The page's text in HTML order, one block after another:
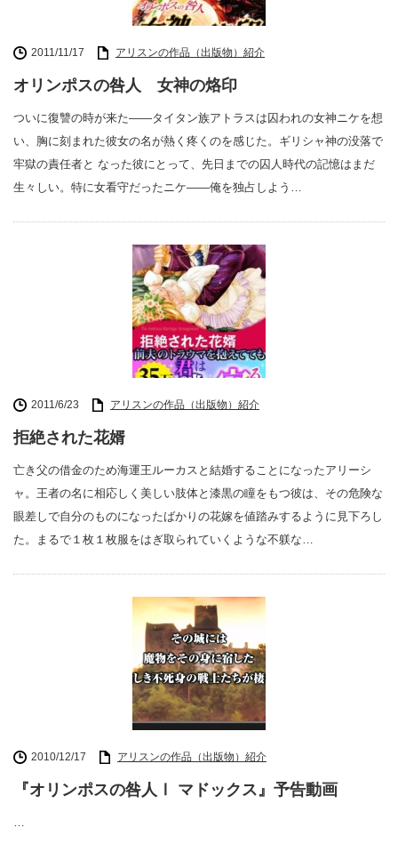
2011/11/17 アリスンの作品（出版物）紹介
オリンポスの咎人 女神の烙印
ついに復讐の時が来た――タイタン族アトラスは囚われの女神ニケを想
い、胸に刻まれた彼女の名が熱く疼くのを感じた。ギリシャ神の没落で
牢獄の責任者と なった彼にとって、先日までの囚人時代の記憶はまだ
生々しい。特に女看守だったニケ――俺を独占しよう…
2011/6/23 アリスンの作品（出版物）紹介
拒絶された花婿
亡き父の借金のため海運王ルーカスと結婚することになったアリーシ
ャ。王者の名に相応しく美しい肢体と漆黒の瞳をもつ彼は、その危険な
眼差しで自分のものになったばかりの花嫁を値踏みするように見下ろし
た。まるで１枚１枚服をはぎ取られていくような不躾な…
2010/12/17 アリスンの作品（出版物）紹介
『オリンポスの咎人Ⅰ マドックス』予告動画
…